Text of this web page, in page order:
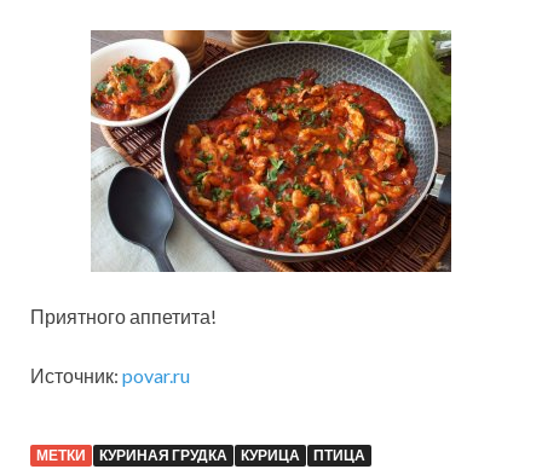
Приятного аппетита!
Источник: povar.ru
МЕТКИ КУРИНАЯ ГРУДКА КУРИЦА ПТИЦА